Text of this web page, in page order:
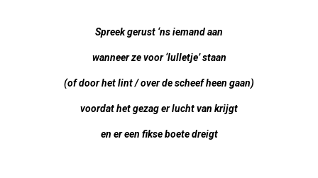
Spreek gerust ‘ns iemand aan
wanneer ze voor ‘lulletje’ staan
(of door het lint / over de scheef heen gaan)
voordat het gezag er lucht van krijgt
en er een fikse boete dreigt